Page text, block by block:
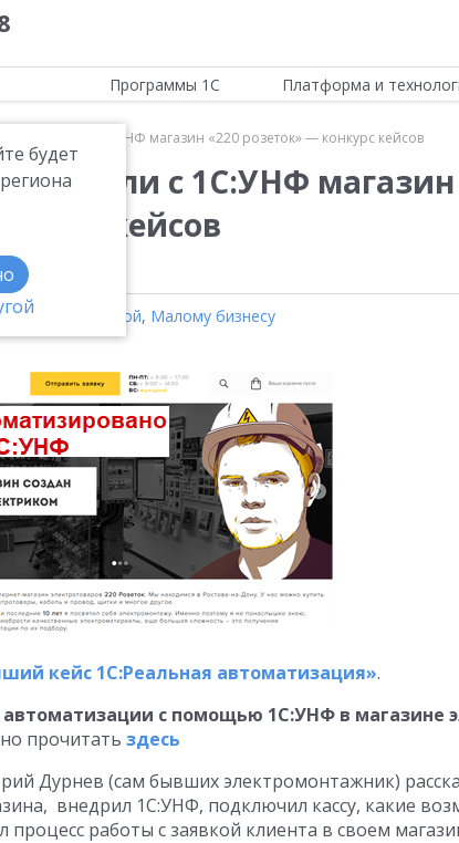
будет
Программы 1С Платформа и
с 1С:УНФ магазин «220 розеток» — конкурс кейсов
с 1С:УНФ магазин
кейсов
нашей фирмой, Малому бизнесу
кейс 1С:Реальная автоматизация».
автоматизации с помощью 1С:УНФ в магазине
прочитать здесь
Дурнев (сам бывших электромонтажник)
внедрил 1С:УНФ, подключил кассу, какие
процесс работы с заявкой клиента в своем